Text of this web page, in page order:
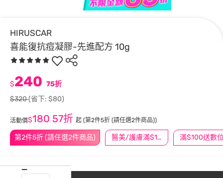
HIRUSCAR
喜能復抗痘凝膠-先進配方 10g
第2件5折 (請任選2件商品) 醫美/護膚滿$1200送$200
$240 75折
$320(省下: $80)
活動價$180 57折 起 (第2件5折 (請任選2件商品))